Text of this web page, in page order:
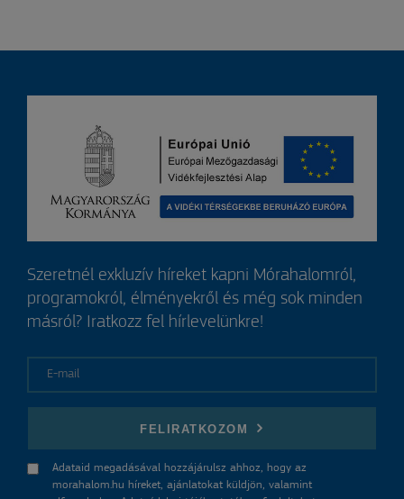
Szeretnél exkluzív híreket kapni Mórahalomról,
programokról, élményekről és még sok minden
másról? Iratkozz fel hírlevelünkre!
FELIRATKOZOM
Adataid megadásával hozzájárulsz ahhoz, hogy az
morahalom.hu híreket, ajánlatokat küldjön, valamint